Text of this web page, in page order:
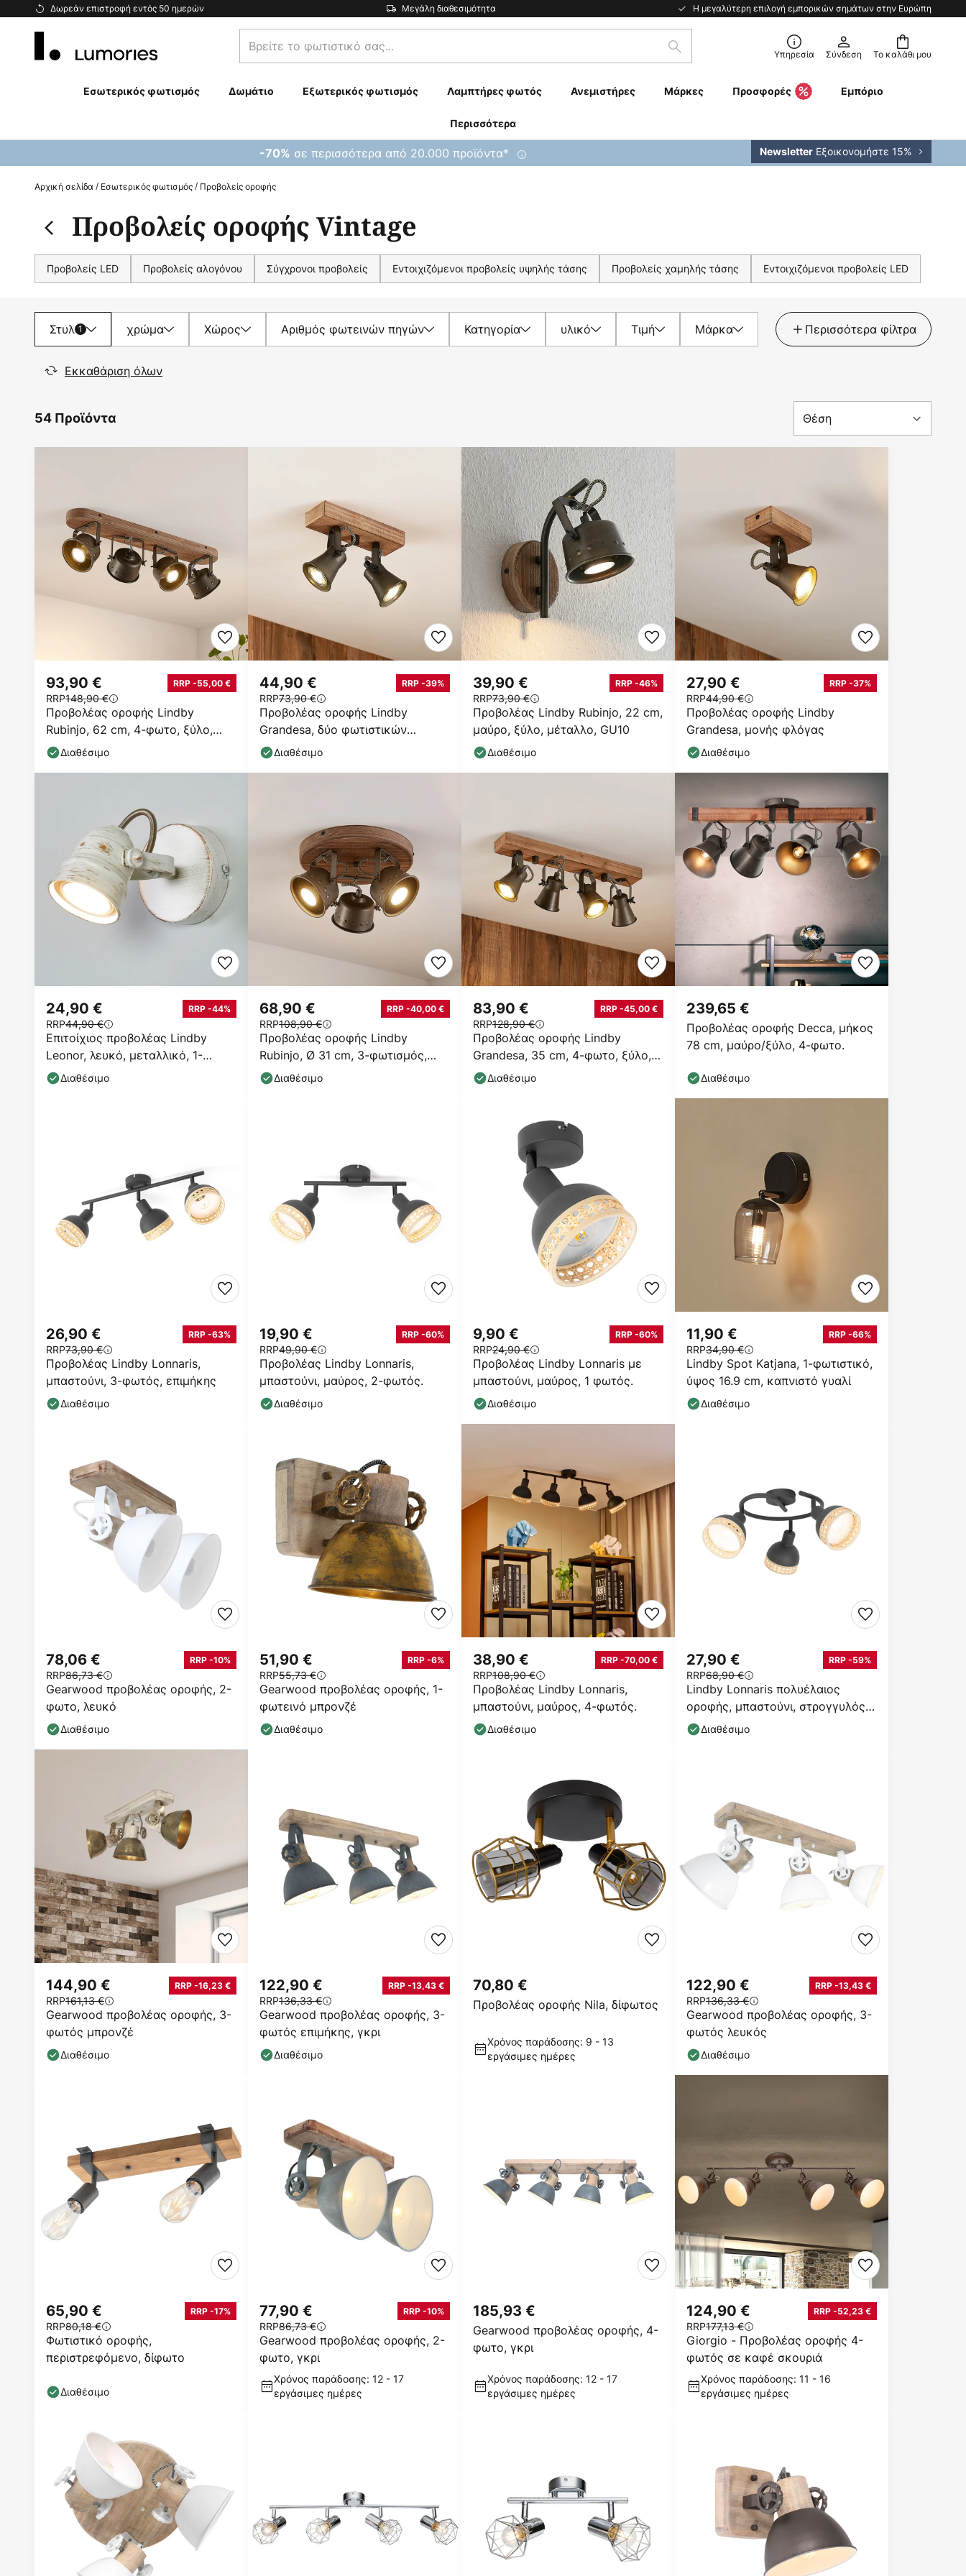
Δωρεάν επιστροφή εντός 50 ημερών Μεγάλη διαθεσιμότητα Η μεγαλύτερη επιλογή εμπορικών σημάτων στην Ευρώπη
Μετάβαση
Το καλάθι μου
Βρείτε
το
σας...
Αναζήτηση Υπηρεσία Σύνδεση
Εσωτερικός φωτισμός Δωμάτιο Εξωτερικός φωτισμός Λαμπτήρες φωτός Ανεμιστήρες Μάρκες Προσφορές Εμπόριο
Περισσότερα
-70% σε περισσότερα από 20.000 προϊόντα* Newsletter Εξοικονομήστε 15%
Αρχική σελίδα Εσωτερικός φωτισμός Προβολείς οροφής
Προβολείς οροφής Vintage
Προβολείς LED Προβολείς αλογόνου Σύγχρονοι προβολείς Εντοιχιζόμενοι προβολείς υψηλής τάσης Προβολείς χαμηλής τάσης Εντοιχιζόμενοι προβολείς LED
Στυλ 1 χρώμα Χώρος Αριθμός φωτεινών πηγών Κατηγορία υλικό Τιμή Μάρκα Περισσότερα φίλτρα
Εκκαθάριση όλων
54 Προϊόντα
Προβολέας οροφής Lindby
Rubinjo, 62 cm, 4-φωτο, ξύλο,
GU10
93,90 € RRP -55,00 €
RRP148,90 €
Διαθέσιμο
Προβολέας οροφής Lindby
Grandesa, δύο φωτιστικών
σωμάτων
44,90 € RRP -39%
RRP73,90 €
Διαθέσιμο
Προβολέας Lindby Rubinjo, 22 cm,
μαύρο, ξύλο, μέταλλο, GU10
39,90 € RRP -46%
RRP73,90 €
Διαθέσιμο
Προβολέας οροφής Lindby
Grandesa, μονής φλόγας
27,90 € RRP -37%
RRP44,90 €
Διαθέσιμο
Επιτοίχιος προβολέας Lindby
Leonor, λευκό, μεταλλικό, 1-
φωτιστικό, 9,5 cm
24,90 € RRP -44%
RRP44,90 €
Διαθέσιμο
Προβολέας οροφής Lindby
Rubinjo, Ø 31 cm, 3-φωτισμός,
ξύλο, GU10
68,90 € RRP -40,00 €
RRP108,90 €
Διαθέσιμο
Προβολέας οροφής Lindby
Grandesa, 35 cm, 4-φωτο, ξύλο,
μέταλλο
83,90 € RRP -45,00 €
RRP128,90 €
Διαθέσιμο
Προβολέας οροφής Decca, μήκος
78 cm, μαύρο/ξύλο, 4-φωτο.
239,65 €
Διαθέσιμο
Προβολέας Lindby Lonnaris,
μπαστούνι, 3-φωτός, επιμήκης
26,90 € RRP -63%
RRP73,90 €
Διαθέσιμο
Προβολέας Lindby Lonnaris,
μπαστούνι, μαύρος, 2-φωτός.
19,90 € RRP -60%
RRP49,90 €
Διαθέσιμο
Προβολέας Lindby Lonnaris με
μπαστούνι, μαύρος, 1 φωτός.
9,90 € RRP -60%
RRP24,90 €
Διαθέσιμο
Lindby Spot Katjana, 1-φωτιστικό,
ύψος 16.9 cm, καπνιστό γυαλί
11,90 € RRP -66%
RRP34,90 €
Διαθέσιμο
Gearwood προβολέας οροφής, 2-
φωτο, λευκό
78,06 € RRP -10%
RRP86,73 €
Διαθέσιμο
Gearwood προβολέας οροφής, 1-
φωτεινό μπρονζέ
51,90 € RRP -6%
RRP55,73 €
Διαθέσιμο
Προβολέας Lindby Lonnaris,
μπαστούνι, μαύρος, 4-φωτός.
38,90 € RRP -70,00 €
RRP108,90 €
Διαθέσιμο
Lindby Lonnaris πολυέλαιος
οροφής, μπαστούνι, στρογγυλός,
3-φωτός.
27,90 € RRP -59%
RRP68,90 €
Διαθέσιμο
Gearwood προβολέας οροφής, 3-
φωτός μπρονζέ
144,90 € RRP -16,23 €
RRP161,13 €
Διαθέσιμο
Gearwood προβολέας οροφής, 3-
φωτός επιμήκης, γκρι
122,90 € RRP -13,43 €
RRP136,33 €
Διαθέσιμο
Προβολέας οροφής Nila, δίφωτος
70,80 €
Χρόνος παράδοσης: 9 - 13
εργάσιμες ημέρες
Gearwood προβολέας οροφής, 3-
φωτός λευκός
122,90 € RRP -13,43 €
RRP136,33 €
Διαθέσιμο
Φωτιστικό οροφής,
περιστρεφόμενο, δίφωτο
65,90 € RRP -17%
RRP80,18 €
Διαθέσιμο
Gearwood προβολέας οροφής, 2-
φωτο, γκρι
77,90 € RRP -10%
RRP86,73 €
Χρόνος παράδοσης: 12 - 17
εργάσιμες ημέρες
Gearwood προβολέας οροφής, 4-
φωτο, γκρι
185,93 €
Χρόνος παράδοσης: 12 - 17
εργάσιμες ημέρες
Giorgio - Προβολέας οροφής 4-
φωτός σε καφέ σκουριά
124,90 € RRP -52,23 €
RRP177,13 €
Χρόνος παράδοσης: 11 - 16
εργάσιμες ημέρες